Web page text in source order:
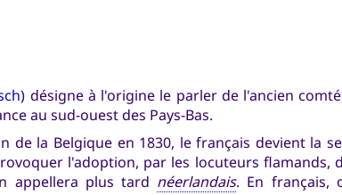
) désigne à l'origine le parler de l'ancien
au sud-ouest des Pays-Bas.
de la Belgique en 1830, le français devient la
l'adoption, par les locuteurs flamands,
appellera plus tard néerlandais. En français,